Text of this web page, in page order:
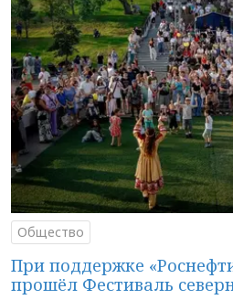
Общество
При поддержке
прошёл Фестиваль